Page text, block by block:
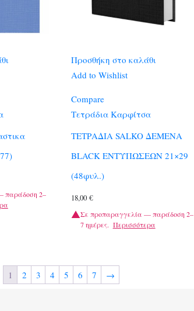
παράδοση 2–
Προσθήκη στο καλάθι
Add to Wishlist
Compare
Τετράδια Καρφίτσα
ΤΕΤΡΑΔΙΑ SALKO ΔΕΜΕΝΑ
BLACK ΕΝΤΥΠΩΣΕΩΝ 21×29
(48φυλ.)
18,00 €
Σε προπαραγγελία — παράδοση 2–
7 ημέρες. Περισσότερα
1 2 3 4 5 6 7 →